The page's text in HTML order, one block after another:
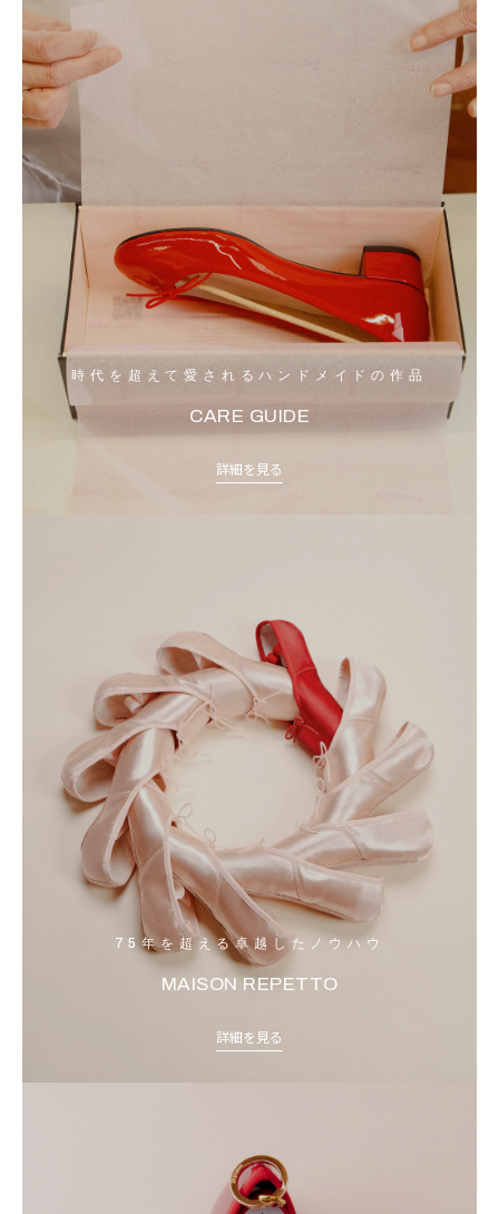
時代を超えて愛されるハンドメイドの作品
CARE GUIDE
詳細を見る
75年を超える卓越したノウハウ
MAISON REPETTO
詳細を見る